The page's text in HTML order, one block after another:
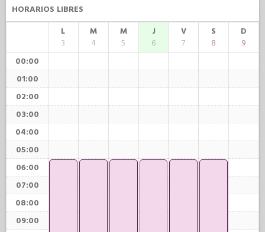
HORARIOS LIBRES
L
3
M
4
M
5
J
6
V
7
S
8
D
9
00:00
01:00
02:00
03:00
04:00
05:00
06:00
07:00
08:00
09:00